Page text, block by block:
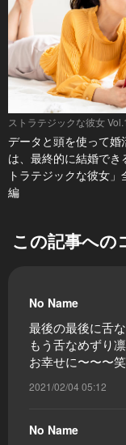
ストラテジックな彼女
データと頭を使って婚
は、最終的に結婚でき
トラテジックな彼女」
編
この記事への
No Name
最後の最後に舌
もう舌なめずり
お幸せに〜〜〜笑
2021/02/04 05:12
No Name